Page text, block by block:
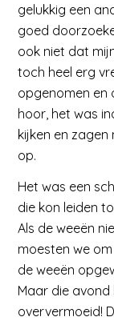
gelukkig een
goed
ook niet dat
toch heel erg
opgenomen en
hoor, het was
kijken en
op.
Het was een
die kon leiden
Als de weeën
moesten we
de weeën
Maar die avond
oververmoeid!